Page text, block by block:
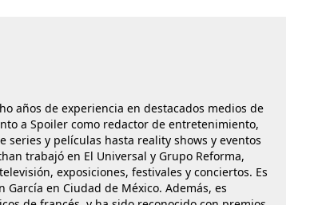
años de experiencia en destacados medios de
a Spoiler como redactor de entretenimiento,
y películas hasta reality shows y eventos
trabajó en El Universal y Grupo Reforma,
exposiciones, festivales y conciertos. Es
en Ciudad de México. Además, es